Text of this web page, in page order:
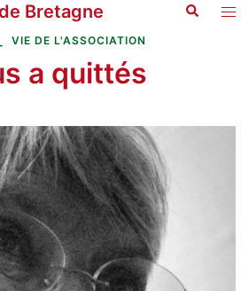
Bretagne
VIE DE L'ASSOCIATION
a quittés